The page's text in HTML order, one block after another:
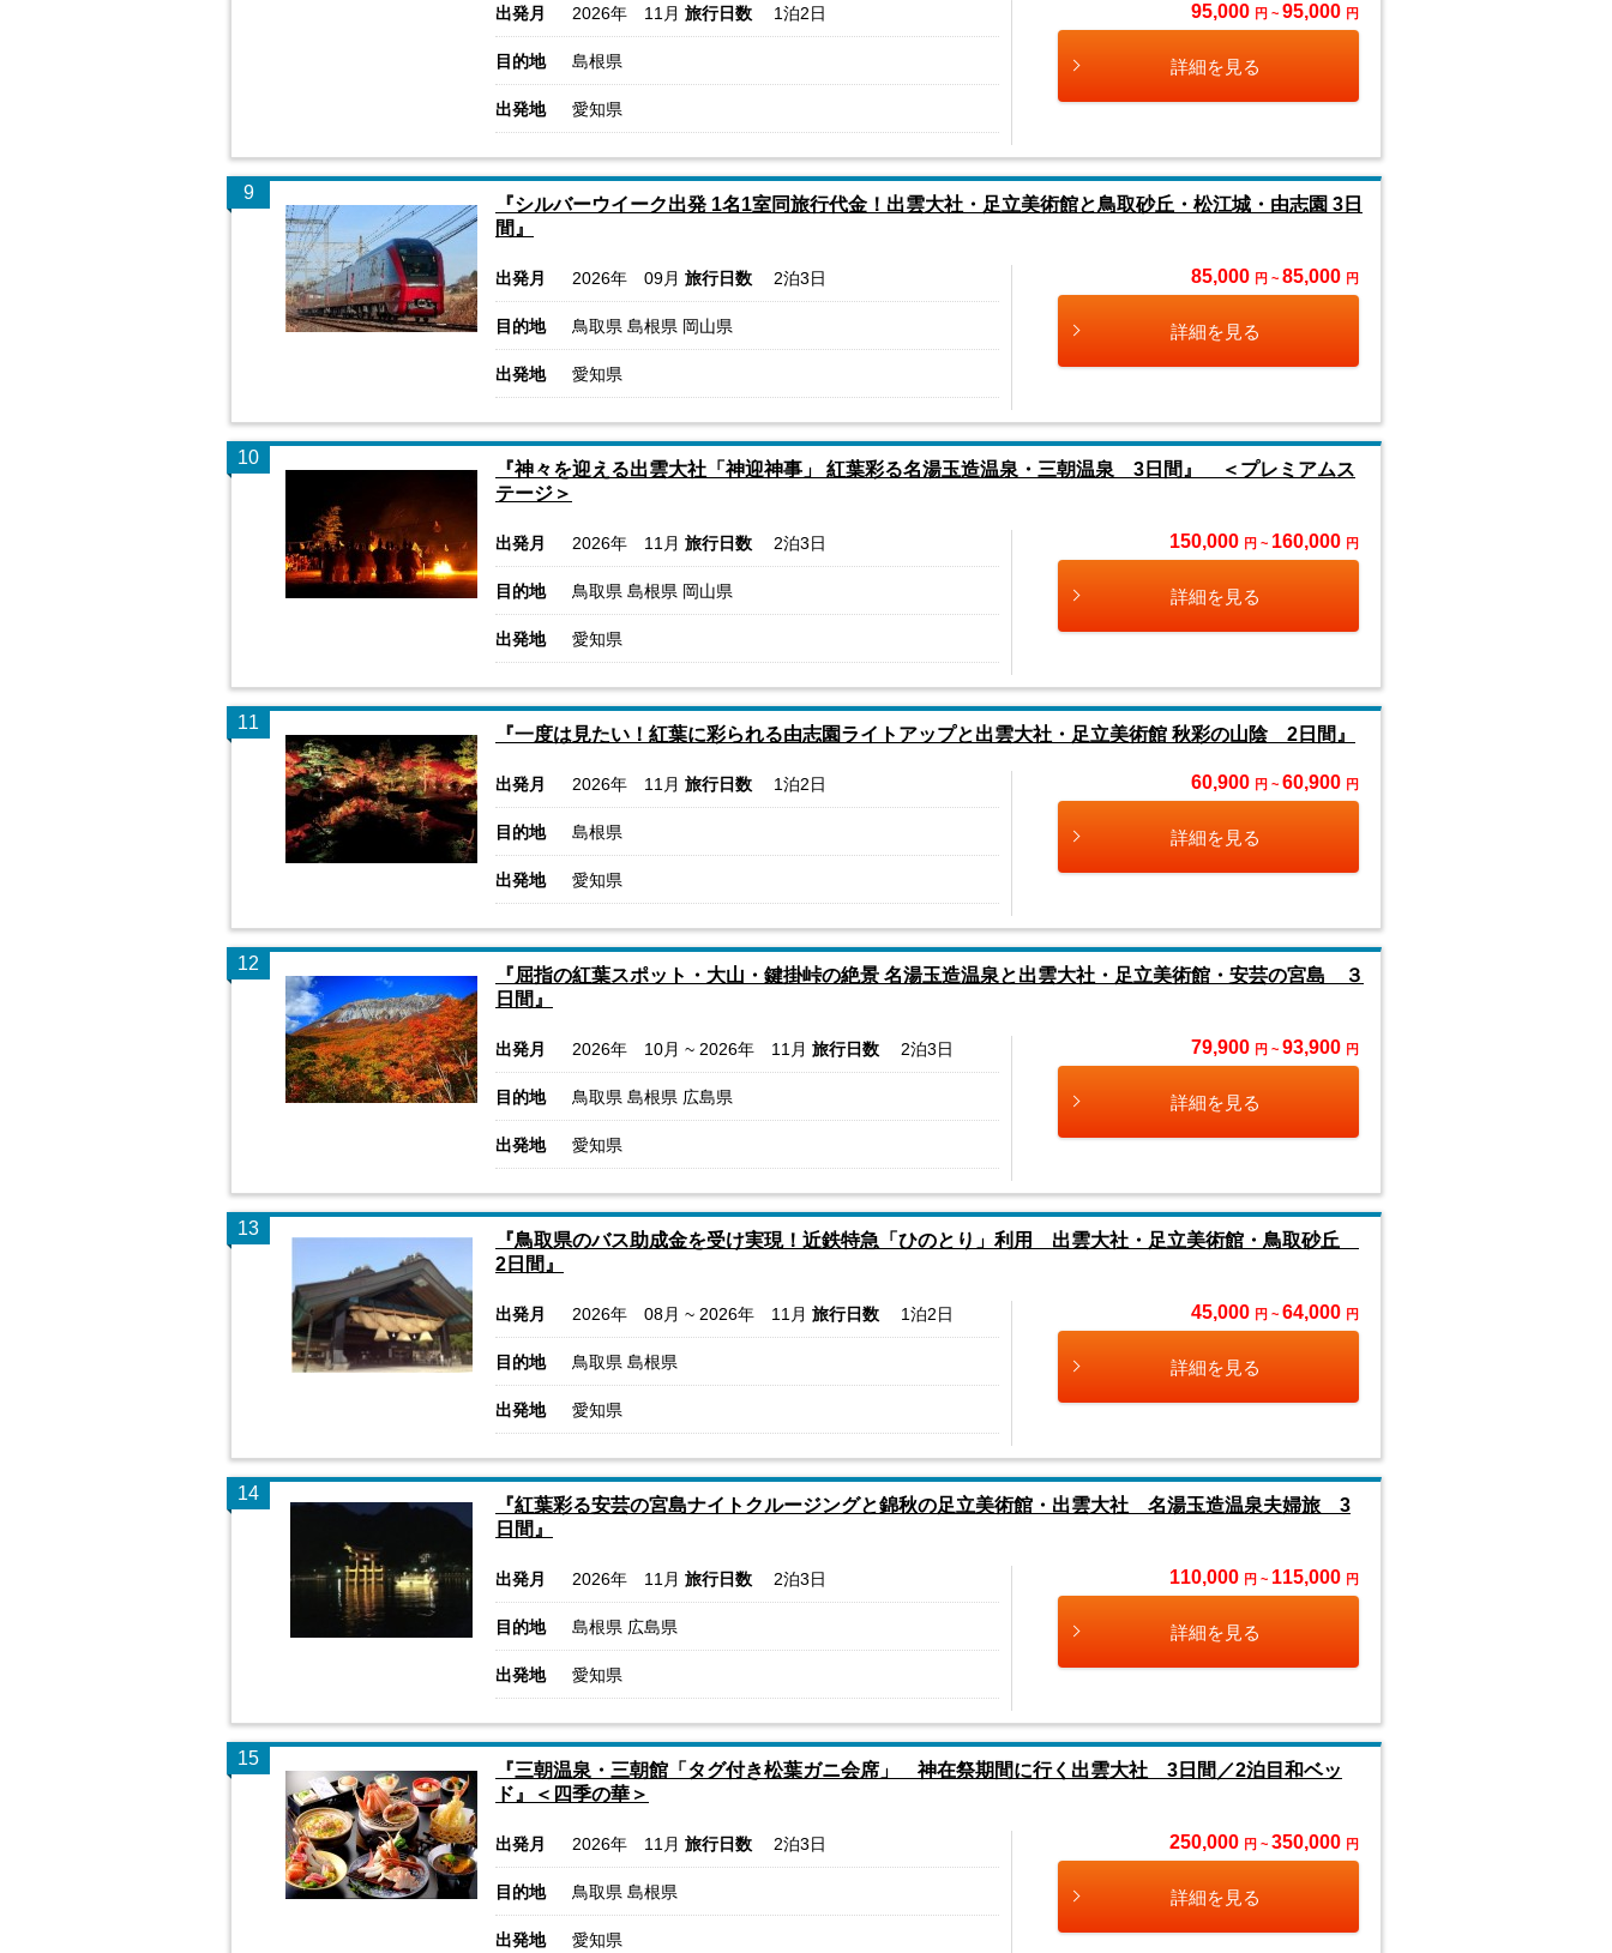
出発月 2026年 11月 旅行日数 1泊2日
目的地 島根県
出発地 愛知県
95,000 円 ~ 95,000 円
詳細を見る
9
『シルバーウイーク出発 1名1室同旅行代金！出雲大社・足立美術館と鳥取砂丘・松江城・由志園 3日
間』
出発月 2026年 09月 旅行日数 2泊3日
目的地 鳥取県 島根県 岡山県
出発地 愛知県
85,000 円 ~ 85,000 円
詳細を見る
10
『神々を迎える出雲大社「神迎神事」 紅葉彩る名湯玉造温泉・三朝温泉 3日間』 ＜プレミアムス
テージ＞
出発月 2026年 11月 旅行日数 2泊3日
目的地 鳥取県 島根県 岡山県
出発地 愛知県
150,000 円 ~ 160,000 円
詳細を見る
11
『一度は見たい！紅葉に彩られる由志園ライトアップと出雲大社・足立美術館 秋彩の山陰 2日間』
出発月 2026年 11月 旅行日数 1泊2日
目的地 島根県
出発地 愛知県
60,900 円 ~ 60,900 円
詳細を見る
12
『屈指の紅葉スポット・大山・鍵掛峠の絶景 名湯玉造温泉と出雲大社・足立美術館・安芸の宮島 ３
日間』
出発月 2026年 10月 ~ 2026年 11月 旅行日数 2泊3日
目的地 鳥取県 島根県 広島県
出発地 愛知県
79,900 円 ~ 93,900 円
詳細を見る
13
『鳥取県のバス助成金を受け実現！近鉄特急「ひのとり」利用 出雲大社・足立美術館・鳥取砂丘
2日間』
出発月 2026年 08月 ~ 2026年 11月 旅行日数 1泊2日
目的地 鳥取県 島根県
出発地 愛知県
45,000 円 ~ 64,000 円
詳細を見る
14
『紅葉彩る安芸の宮島ナイトクルージングと錦秋の足立美術館・出雲大社 名湯玉造温泉夫婦旅 3
日間』
出発月 2026年 11月 旅行日数 2泊3日
目的地 島根県 広島県
出発地 愛知県
110,000 円 ~ 115,000 円
詳細を見る
15
『三朝温泉・三朝館「タグ付き松葉ガニ会席」 神在祭期間に行く出雲大社 3日間／2泊目和ベッ
ド』＜四季の華＞
出発月 2026年 11月 旅行日数 2泊3日
目的地 鳥取県 島根県
出発地 愛知県
250,000 円 ~ 350,000 円
詳細を見る